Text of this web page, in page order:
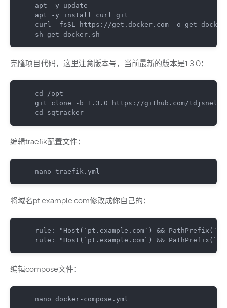
apt - y update
apt
- y install curl git
curl
- fsSL https : //get.docker.com -o get-
sh get -docker . sh
克隆项目代码，这里注意版本号，当前最新的版本是1.3.0：
cd /opt
git clone
- b 1.3 . 0 https : //github.com/
cd sqtracker
编辑traefik配置文件：
nano traefik . yml
将域名pt.example.com修改成你自己的：
rule :
"Host(`pt.example.com`) &&
rule : "Host(`pt.example.com`) && PathPrefix(`/
编辑compose文件：
nano docker- compose . yml